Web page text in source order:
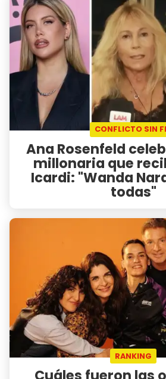
CONFLICTO SIN
Ana Rosenfeld
millonaria que
Icardi: "Wanda
todas"
RANKING